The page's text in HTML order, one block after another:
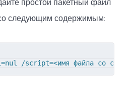
простой пакетный файл
следующим содержимым:
/script=<имя файла со